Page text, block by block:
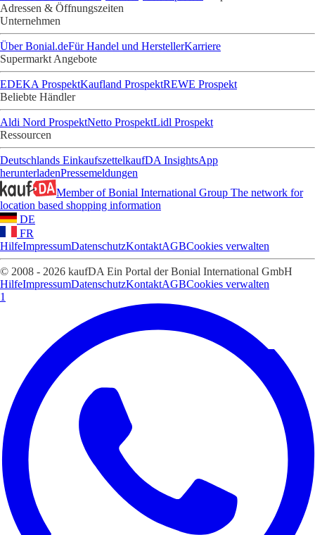
Adressen & Öffnungszeiten
Unternehmen
Über Bonial.deFür Handel und HerstellerKarriere
Supermarkt Angebote
EDEKA ProspektKaufland ProspektREWE Prospekt
Beliebte Händler
Aldi Nord ProspektNetto ProspektLidl Prospekt
Ressourcen
Deutschlands EinkaufszettelkaufDA InsightsApp
herunterladenPressemeldungen
Member of Bonial International Group The network for
location based shopping information
DE
FR
HilfeImpressumDatenschutzKontaktAGBCookies verwalten
© 2008 - 2026 kaufDA Ein Portal der Bonial International GmbH
HilfeImpressumDatenschutzKontaktAGBCookies verwalten
1